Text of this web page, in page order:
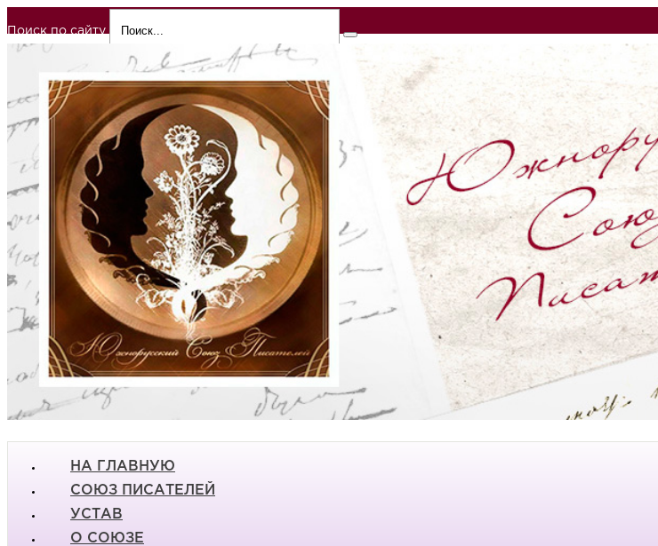
Поиск по сайту
НА ГЛАВНУЮ
СОЮЗ ПИСАТЕЛЕЙ
УСТАВ
О СОЮЗЕ